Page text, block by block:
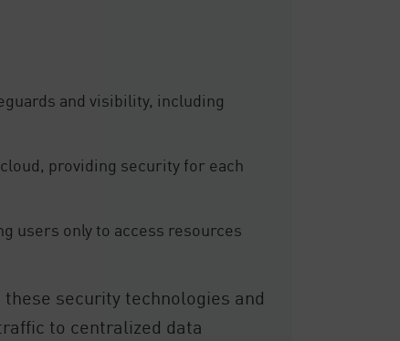
and visibility, including
providing security for each
users only to access resources
security technologies and
to centralized data